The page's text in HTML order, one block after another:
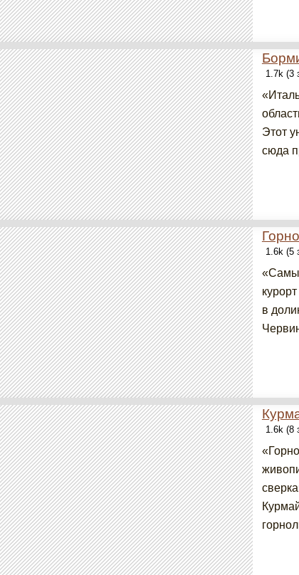
1.7k (3
Этот
сюда
1.6k (5
в
1.6k (8